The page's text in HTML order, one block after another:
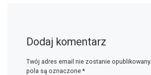
Dodaj komentarz
Twój adres email nie zostanie opublikowany.
pola są oznaczone *